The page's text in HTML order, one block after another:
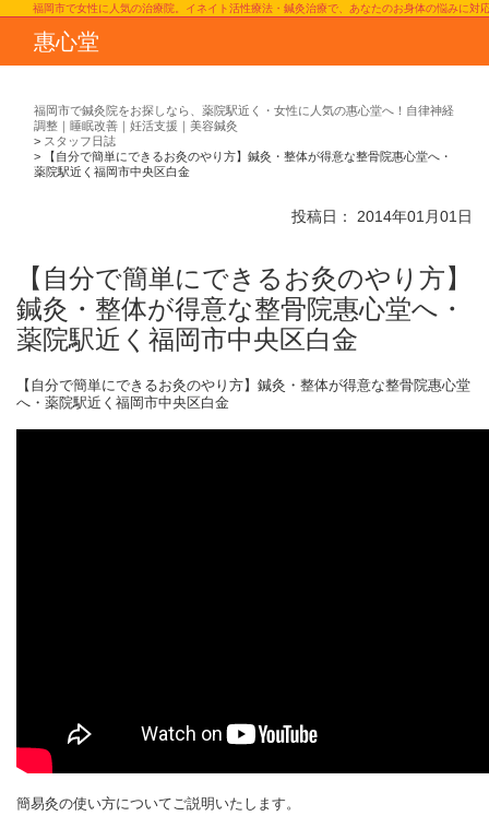
福岡市で女性に人気の治療院。イネイト活性療法・鍼灸治療で、あなたのお身体の悩みに対
惠心堂
福岡市で鍼灸院をお探しなら、薬院駅近く・女性に人気の惠心堂へ！自律神経
調整｜睡眠改善｜妊活支援｜美容鍼灸
スタッフ日誌
【自分で簡単にできるお灸のやり方】鍼灸・整体が得意な整骨院惠心堂へ・
薬院駅近く福岡市中央区白金
投稿日： 2014年01月01日
【自分で簡単にできるお灸のやり方】
鍼灸・整体が得意な整骨院惠心堂へ・
薬院駅近く福岡市中央区白金
【自分で簡単にできるお灸のやり方】鍼灸・整体が得意な整骨院惠心堂
へ・薬院駅近く福岡市中央区白金
簡易灸の使い方についてご説明いたします。